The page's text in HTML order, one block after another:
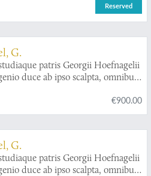
I. Chr. Weigel excudit. Plate 1.8.
Reserved
G.
patris Georgii Hoefnagelii
duce ab ipso scalpta, omnibus
I. Chr. Weigel excudit. Plate 2.11.
€900.00
G.
patris Georgii Hoefnagelii
duce ab ipso scalpta, omnibus